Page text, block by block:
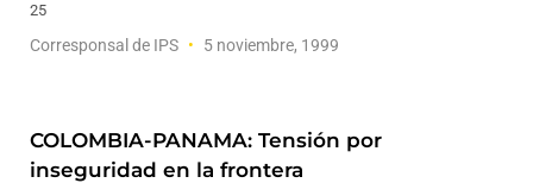
25
Corresponsal de IPS 5 noviembre, 1999
COLOMBIA-PANAMA: Tensión por
inseguridad en la frontera